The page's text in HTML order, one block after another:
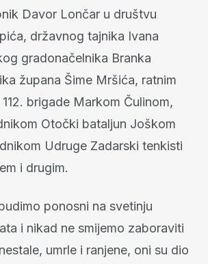
Davor Lončar u društvu
državnog tajnika Ivana
gradonačelnika Branka
župana Šime Mršića, ratnim
brigade Markom Čulinom,
Otočki bataljun Joškom
Udruge Zadarski tenkisti
i drugim.
ponosni na svetinju
i nikad ne smijemo zaboraviti
umrle i ranjene, oni su dio